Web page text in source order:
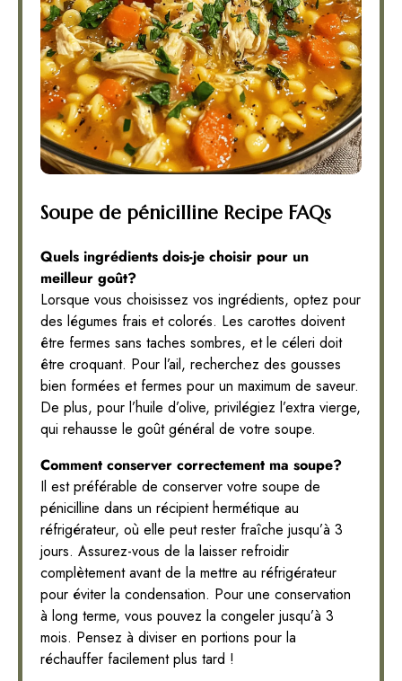
Soupe de pénicilline Recipe FAQs
Quels ingrédients dois-je choisir pour un
meilleur goût?
Lorsque vous choisissez vos ingrédients, optez pour
des légumes frais et colorés. Les carottes doivent
être fermes sans taches sombres, et le céleri doit
être croquant. Pour l’ail, recherchez des gousses
bien formées et fermes pour un maximum de saveur.
De plus, pour l’huile d’olive, privilégiez l’extra vierge,
qui rehausse le goût général de votre soupe.
Comment conserver correctement ma soupe?
Il est préférable de conserver votre soupe de
pénicilline dans un récipient hermétique au
réfrigérateur, où elle peut rester fraîche jusqu’à 3
jours. Assurez-vous de la laisser refroidir
complètement avant de la mettre au réfrigérateur
pour éviter la condensation. Pour une conservation
à long terme, vous pouvez la congeler jusqu’à 3
mois. Pensez à diviser en portions pour la
réchauffer facilement plus tard !